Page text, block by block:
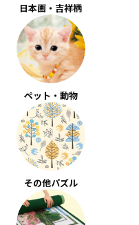
日本画・吉祥柄
ペット・動物
その他パズル